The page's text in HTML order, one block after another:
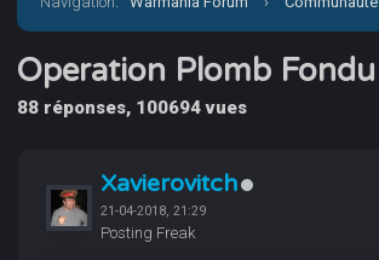
joueurs › Operation Plomb Fondu
Operation Plomb Fondu
88 réponses, 100694 vues
Xavierovitch
21-04-2018, 21:29
Posting Freak